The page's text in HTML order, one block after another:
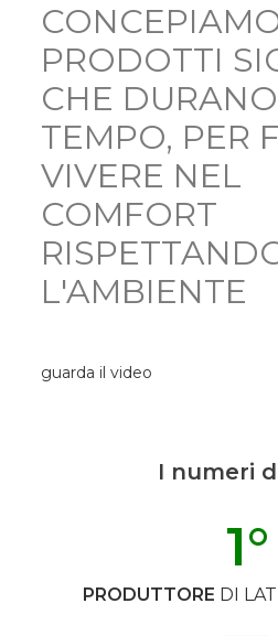
PRODOTTI
CHE
TEMPO, PER
VIVERE NEL
COMFORT
L'AMBIENTE
guarda il video
I numeri
PRODUTTORE DI
1°